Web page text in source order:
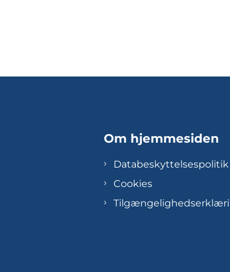
Om hjemmesiden
Databeskyttelsespolitik
Cookies